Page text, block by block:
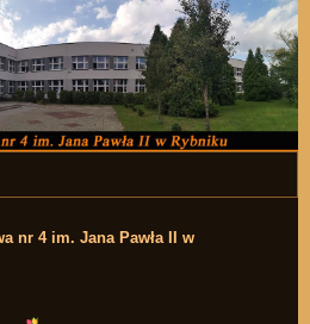
Przejdź do zawartości
nr 4 im. Jana Pawła II w